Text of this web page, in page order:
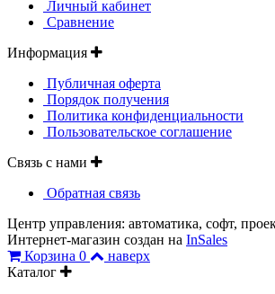
Личный кабинет
Сравнение
Информация
Публичная оферта
Порядок получения
Политика конфиденциальности
Пользовательское соглашение
Связь с нами
Обратная связь
Центр управления: автоматика, софт,
Интернет-магазин создан на InSales
Корзина 0
наверх
Каталог